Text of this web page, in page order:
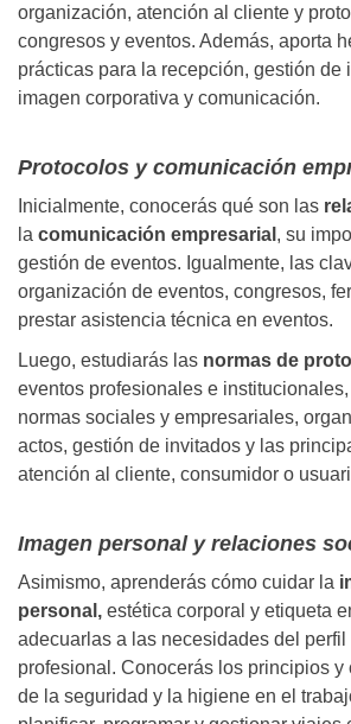
organización, atención al cliente y
congresos y eventos. Además, aporta
prácticas para la recepción, gestión de
imagen corporativa y comunicación.
Protocolos y comunicación
Inicialmente, conocerás qué son las
la comunicación empresarial , su
gestión de eventos. Igualmente, las
organización de eventos, congresos,
prestar asistencia técnica en eventos.
Luego, estudiarás las normas de
eventos profesionales e
normas sociales y empresariales,
actos, gestión de invitados y las
atención al cliente, consumidor o
Imagen personal y relaciones
Asimismo, aprenderás cómo cuidar la
personal, estética corporal y etiqueta
adecuarlas a las necesidades del perfil
profesional. Conocerás los principios y
de la seguridad y la higiene en el